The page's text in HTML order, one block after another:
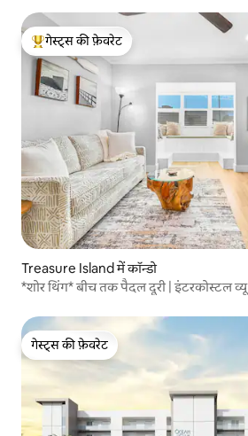
गेस्ट्स का टॉप फ़ेवरेट
गेस्ट्स की फ़ेवरेट
Treasure Island में कॉन्डो
*शोर थिंग* बीच तक पैदल दूरी | इंटरकोस्टल व्यू
गेस्ट्स की फ़ेवरेट
गेस्ट्स की फ़ेवरेट